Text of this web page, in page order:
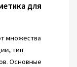
для
множества
тип
Основные